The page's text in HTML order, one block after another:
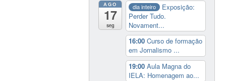
AGO
17
seg
dia inteiro
Exposição:
Perder Tudo.
Novament...
16:00Curso de formação
em Jornalismo ...
19:00Aula Magna do
IELA: Homenagem ao...